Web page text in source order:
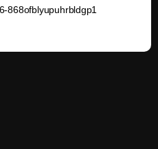
868ofblyupuhrbldgp1